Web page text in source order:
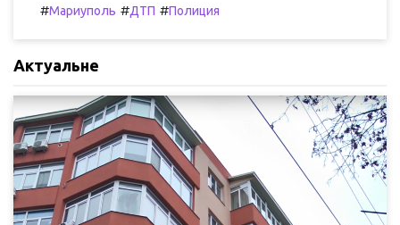
#Мариуполь #ДТП #Полиция
Актуальне